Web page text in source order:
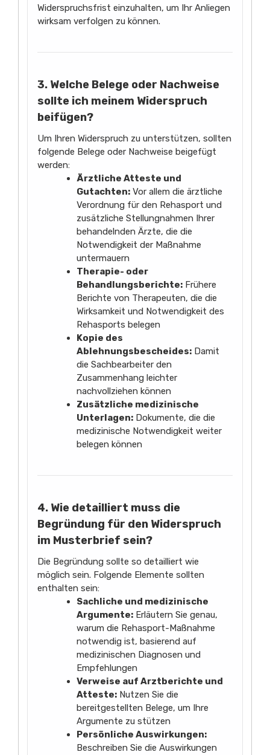
Widerspruchsfrist einzuhalten, um Ihr Anliegen
wirksam verfolgen zu können.
3. Welche Belege oder Nachweise
sollte ich meinem Widerspruch
beifügen?
Um Ihren Widerspruch zu unterstützen, sollten
folgende Belege oder Nachweise beigefügt
werden:
Ärztliche Atteste und
Gutachten: Vor allem die ärztliche
Verordnung für den Rehasport und
zusätzliche Stellungnahmen Ihrer
behandelnden Ärzte, die die
Notwendigkeit der Maßnahme
untermauern
Therapie- oder
Behandlungsberichte: Frühere
Berichte von Therapeuten, die die
Wirksamkeit und Notwendigkeit des
Rehasports belegen
Kopie des
Ablehnungsbescheides: Damit
die Sachbearbeiter den
Zusammenhang leichter
nachvollziehen können
Zusätzliche medizinische
Unterlagen: Dokumente, die die
medizinische Notwendigkeit weiter
belegen können
4. Wie detailliert muss die
Begründung für den Widerspruch
im Musterbrief sein?
Die Begründung sollte so detailliert wie
möglich sein. Folgende Elemente sollten
enthalten sein:
Sachliche und medizinische
Argumente: Erläutern Sie genau,
warum die Rehasport-Maßnahme
notwendig ist, basierend auf
medizinischen Diagnosen und
Empfehlungen
Verweise auf Arztberichte und
Atteste: Nutzen Sie die
bereitgestellten Belege, um Ihre
Argumente zu stützen
Persönliche Auswirkungen:
Beschreiben Sie die Auswirkungen